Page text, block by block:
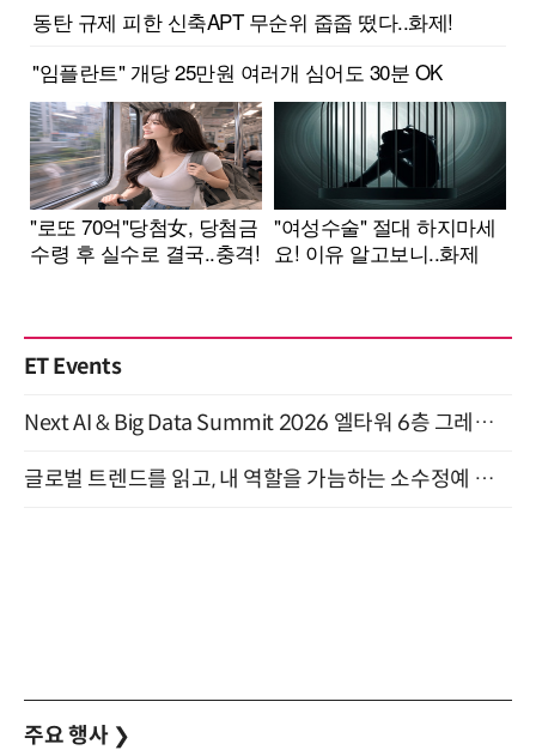
ET Events
Next AI & Big Data Summit 2026 엘타워 6층 그레이스홀 개최 (9/18)
글로벌 트렌드를 읽고, 내 역할을 가늠하는 소수정예 실습 워크숍 (8/28)
주요 행사 ❯